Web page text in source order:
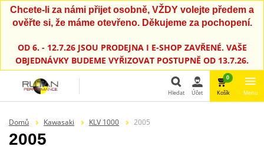
Chcete-li za námi přijet osobně, VŽDY volejte předem a
ověřte si, že máme otevřeno. Děkujeme za pochopení.
OD 6. - 12.7.26 JSOU PRODEJNA I E-SHOP ZAVŘENÉ. VAŠE
OBJEDNÁVKY BUDEME VYŘIZOVAT POSTUPNĚ OD 13.7.26.
Hledat Účet
0
Košík Menu
Domů Kawasaki KLV 1000 2005
2005